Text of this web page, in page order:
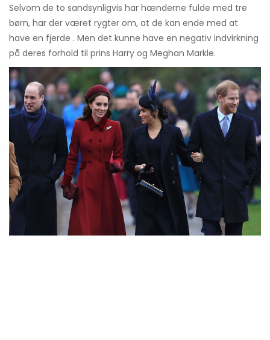
Selvom de to sandsynligvis har hænderne fulde med tre
børn, har der været rygter om, at de kan ende med at
have en fjerde . Men det kunne have en negativ indvirkning
på deres forhold til prins Harry og Meghan Markle.